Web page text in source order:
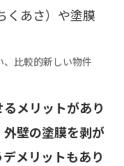
くあさ）や塗膜
、比較的新しい物件
メリットがあり
壁の塗膜を剥が
メリットもあり